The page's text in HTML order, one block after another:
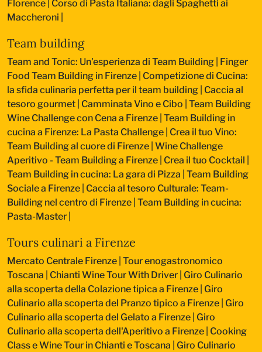
Florence Corso di Pasta Italiana: dagli Spaghetti ai
Maccheroni
Team building
Team and Tonic: Un'esperienza di Team Building
Finger
Food Team Building in Firenze Competizione di Cucina:
la sfida culinaria perfetta per il team building Caccia al
tesoro gourmet Camminata Vino e Cibo Team Building
Wine Challenge con Cena a Firenze Team Building in
cucina a Firenze: La Pasta Challenge Crea il tuo Vino:
Team Building al cuore di Firenze Wine Challenge
Aperitivo - Team Building a Firenze Crea il tuo Cocktail
Team Building in cucina: La gara di Pizza Team Building
Sociale a Firenze Caccia al tesoro Culturale: Team-
Building nel centro di Firenze Team Building in cucina:
Pasta-Master
Tours culinari a Firenze
Mercato Centrale Firenze | Tour enogastronomico
Toscana
Chianti Wine Tour With Driver Giro Culinario
alla scoperta della Colazione tipica a Firenze Giro
Culinario alla scoperta del Pranzo tipico a Firenze Giro
Culinario alla scoperta del Gelato a Firenze Giro
Culinario alla scoperta dell'Aperitivo a Firenze Cooking
Class e Wine Tour in Chianti e Toscana
Giro Culinario